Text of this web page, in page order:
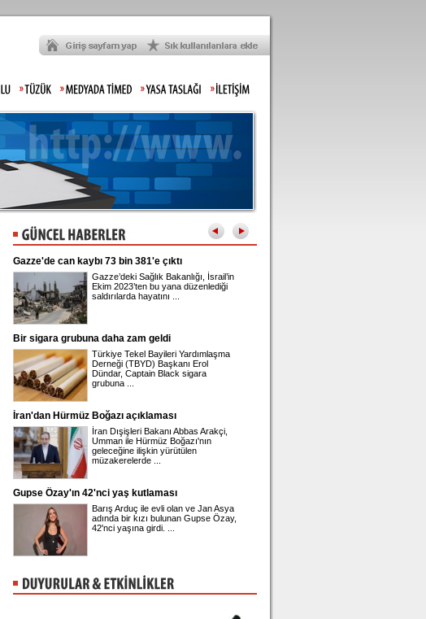
Gazze'de can kaybı 73 bin 381'e çıktı
Gazze’deki Sağlık Bakanlığı, İsrail’in
Ekim 2023’ten bu yana düzenlediği
saldırılarda hayatını ...
Bir sigara grubuna daha zam geldi
Türkiye Tekel Bayileri Yardımlaşma
Derneği (TBYD) Başkanı Erol
Dündar, Captain Black sigara
grubuna ...
İran'dan Hürmüz Boğazı açıklaması
İran Dışişleri Bakanı Abbas Arakçi,
Umman ile Hürmüz Boğazı'nın
geleceğine ilişkin yürütülen
müzakerelerde ...
Gupse Özay'ın 42'nci yaş kutlaması
Barış Arduç ile evli olan ve Jan Asya
adında bir kızı bulunan Gupse Özay,
42'nci yaşına girdi. ...